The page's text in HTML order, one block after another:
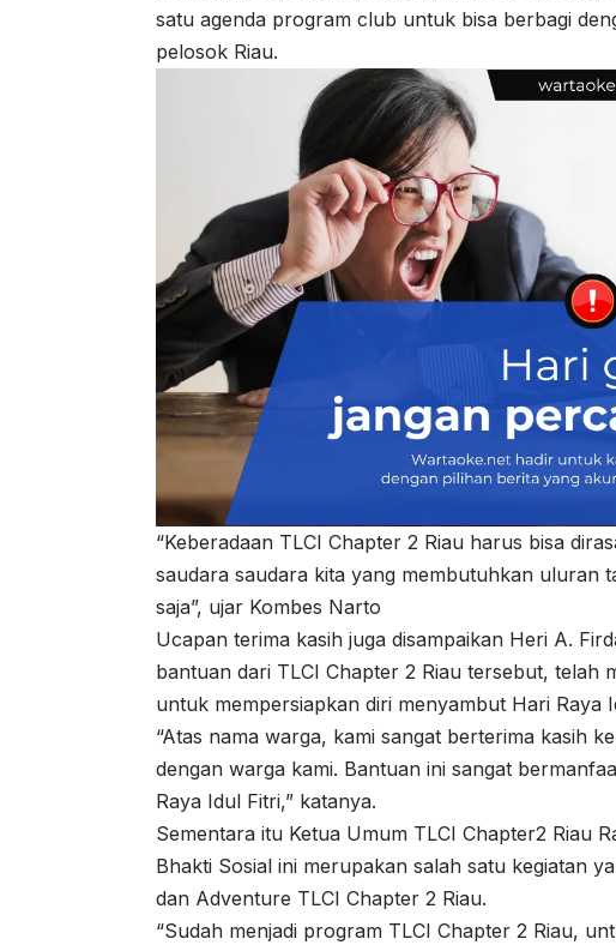
satu agenda program club untuk bisa berbagi
pelosok Riau.
“Keberadaan TLCI Chapter 2 Riau harus bisa
saudara saudara kita yang membutuhkan uluran
saja”, ujar Kombes Narto
Ucapan terima kasih juga disampaikan Heri A.
bantuan dari TLCI Chapter 2 Riau tersebut, telah
untuk mempersiapkan diri menyambut Hari Raya
“Atas nama warga, kami sangat berterima kasih
dengan warga kami. Bantuan ini sangat
Raya Idul Fitri,” katanya.
Sementara itu Ketua Umum TLCI Chapter2 Riau
Bhakti Sosial ini merupakan salah satu kegiatan
dan Adventure TLCI Chapter 2 Riau.
“Sudah menjadi program TLCI Chapter 2 Riau,